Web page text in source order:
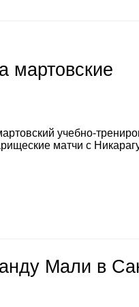
мартовские
учебно-
матчи с
Мали в